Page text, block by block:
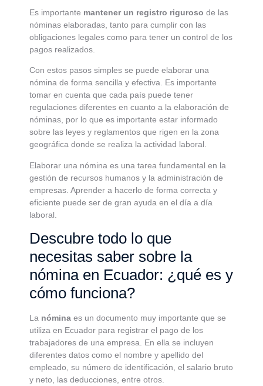
Es importante mantener un registro riguroso de las
nóminas elaboradas, tanto para cumplir con las
obligaciones legales como para tener un control de los
pagos realizados.
Con estos pasos simples se puede elaborar una
nómina de forma sencilla y efectiva. Es importante
tomar en cuenta que cada país puede tener
regulaciones diferentes en cuanto a la elaboración de
nóminas, por lo que es importante estar informado
sobre las leyes y reglamentos que rigen en la zona
geográfica donde se realiza la actividad laboral.
Elaborar una nómina es una tarea fundamental en la
gestión de recursos humanos y la administración de
empresas. Aprender a hacerlo de forma correcta y
eficiente puede ser de gran ayuda en el día a día
laboral.
Descubre todo lo que
necesitas saber sobre la
nómina en Ecuador: ¿qué es y
cómo funciona?
La nómina es un documento muy importante que se
utiliza en Ecuador para registrar el pago de los
trabajadores de una empresa. En ella se incluyen
diferentes datos como el nombre y apellido del
empleado, su número de identificación, el salario bruto
y neto, las deducciones, entre otros.